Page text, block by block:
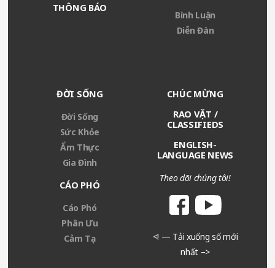
THÔNG BÁO
Bình Luận
Diễn Đàn
ĐỜI SỐNG
Đời Sống
Sức Khỏe
Ẩm Thực
Gia Đình
CÁO PHÓ
Cáo Phó
Phân Ưu
Cảm Tạ
CHÚC MỪNG
RAO VẶT /
CLASSIFIEDS
ENGLISH-
LANGUAGE NEWS
Theo dõi chúng tôi!
<! — Tải xuống số mới
nhất –>